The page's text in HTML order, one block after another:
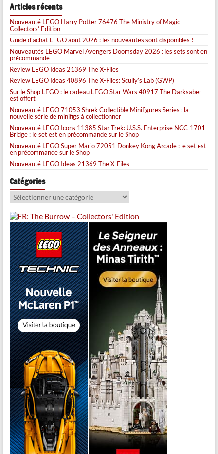
Articles récents
Nouveauté LEGO Harry Potter 76476 The Ministry of Magic
Collectors’ Edition
Guide d’achat LEGO août 2026 : les nouveautés sont disponibles !
Nouveautés LEGO Marvel Avengers Doomsday 2026 : les sets sont en
précommande
Review LEGO Ideas 21369 The X-Files
Review LEGO Ideas 40896 The X-Files: Scully’s Lab (GWP)
Sur le Shop LEGO : le cadeau LEGO Star Wars 40917 The Darksaber
est offert
Nouveauté LEGO 71053 Shrek Collectible Minifigures Series : la
nouvelle série de minifigs à collectionner
Nouveauté LEGO Icons 11385 Star Trek: U.S.S. Enterprise NCC-1701
Bridge : le set est en précommande sur le Shop
Nouveauté LEGO Super Mario 72051 Donkey Kong Arcade : le set est
en précommande sur le Shop
Nouveauté LEGO Ideas 21369 The X-Files
Catégories
Catégories